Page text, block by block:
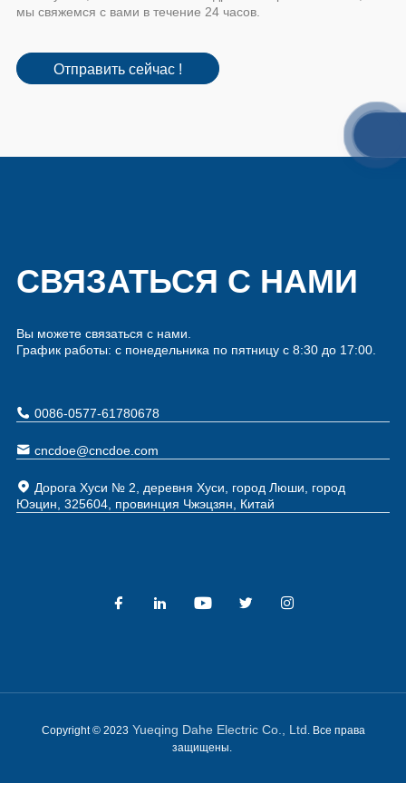
мы свяжемся с вами в течение 24 часов.
Отправить сейчас !
СВЯЗАТЬСЯ С НАМИ
Вы можете связаться с нами.
График работы: с понедельника по пятницу с 8:30 до 17:00.
0086-0577-61780678
cncdoe@cncdoe.com
Дорога Хуси № 2, деревня Хуси, город Люши, город
Юэцин, 325604, провинция Чжэцзян, Китай
Copyright © 2023 Yueqing Dahe Electric Co., Ltd. Все права
защищены.